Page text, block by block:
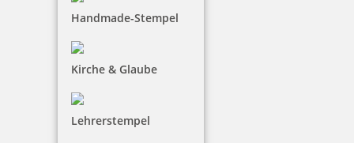
Handmade-Stempel
Kirche & Glaube
Lehrerstempel